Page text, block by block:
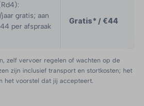
gratis; aan
per afspraak
Gratis* / €44
zelf vervoer regelen of wachten op de
zijn inclusief transport en stortkosten; het
het voorstel dat jij accepteert.